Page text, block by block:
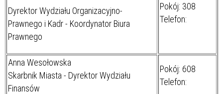
Dyrektor Wydziału Organizacyjno-
Prawnego i Kadr - Koordynator Biura
Prawnego
Pokój: 308
Telefon:
Anna Wesołowska
Skarbnik Miasta - Dyrektor Wydziału
Finansów
Pokój: 608
Telefon: